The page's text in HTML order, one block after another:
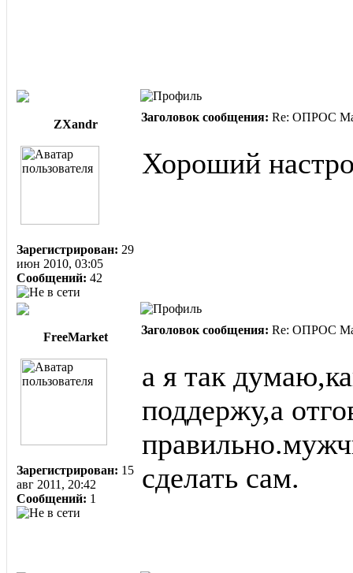
ZXandr
Заголовок сообщения: Re: ОПРОС
Зарегистрирован: 29
июн 2010, 03:05
Сообщений: 42
Хороший
FreeMarket
Заголовок сообщения: Re: ОПРОС
Зарегистрирован: 15
авг 2011, 20:42
Сообщений: 1
а я так
поддержу,а
сделать сам.